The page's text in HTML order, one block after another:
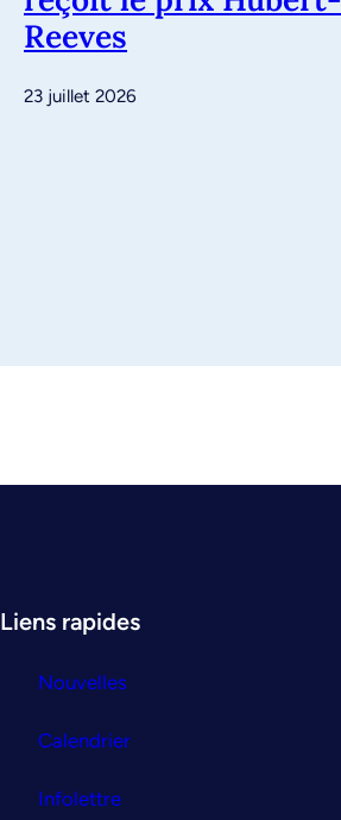
Reeves
23 juillet 2026
Liens rapides
Nouvelles
Calendrier
Infolettre